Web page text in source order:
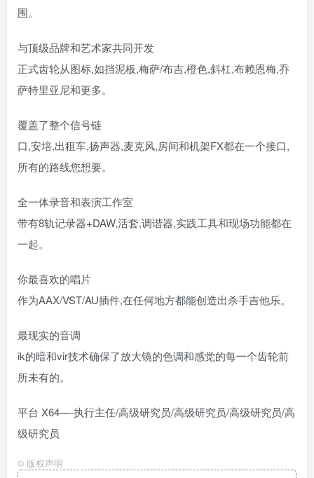
围。
与顶级品牌和艺术家共同开发
正式齿轮从图标,如挡泥板,梅萨/布吉,橙色,斜杠,布赖恩梅,乔
萨特里亚尼和更多。
覆盖了整个信号链
口,安培,出租车,扬声器,麦克风,房间和机架FX都在一个接口,
所有的路线您想要。
全一体录音和表演工作室
带有8轨记录器+DAW,活套,调谐器,实践工具和现场功能都在
一起。
你最喜欢的唱片
作为AAX/VST/AU插件,在任何地方都能创造出杀手吉他乐。
最现实的音调
ik的暗和vir技术确保了放大镜的色调和感觉的每一个齿轮前
所未有的。
平台 X64—-执行主任/高级研究员/高级研究员/高级研究员/高
级研究员
© 版权声明